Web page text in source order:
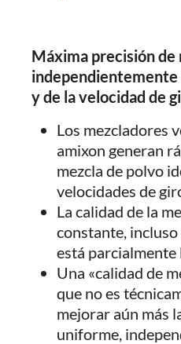
Máxima precisión de
independientemente
y de la velocidad de
Los mezcladores
amixon generan
mezcla de polvo
velocidades de
La calidad de la
constante,
está parcialmente
Una «calidad de
que no es
mejorar aún más
uniforme,